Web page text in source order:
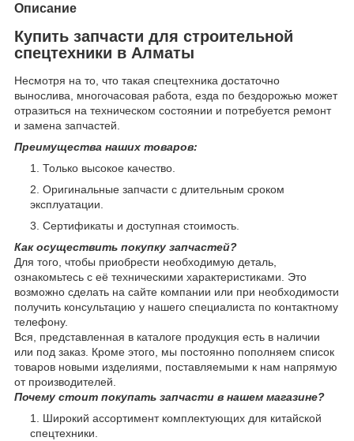
Описание
Купить запчасти для строительной
спецтехники в Алматы
Несмотря на то, что такая спецтехника достаточно
вынослива, многочасовая работа, езда по бездорожью может
отразиться на техническом состоянии и потребуется ремонт
и замена запчастей.
Преимущества наших товаров:
Только высокое качество.
Оригинальные запчасти с длительным сроком
эксплуатации.
Сертификаты и доступная стоимость.
Как осуществить покупку запчастей?
Для того, чтобы приобрести необходимую деталь,
ознакомьтесь с её техническими характеристиками. Это
возможно сделать на сайте компании или при необходимости
получить консультацию у нашего специалиста по контактному
телефону.
Вся, представленная в каталоге продукция есть в наличии
или под заказ. Кроме этого, мы постоянно пополняем список
товаров новыми изделиями, поставляемыми к нам напрямую
от производителей.
Почему стоит покупать запчасти в нашем магазине?
Широкий ассортимент комплектующих для китайской
спецтехники.